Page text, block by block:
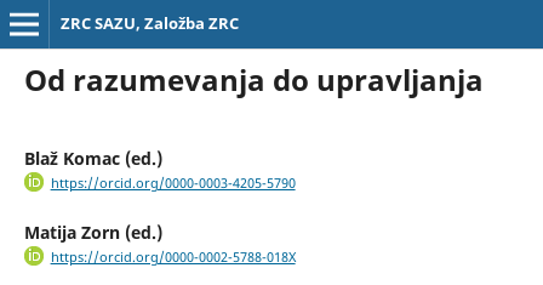
ZRC SAZU, Založba ZRC
Od razumevanja do upravljanja
Blaž Komac (ed.)
https://orcid.org/0000-0003-4205-5790
Matija Zorn (ed.)
https://orcid.org/0000-0002-5788-018X